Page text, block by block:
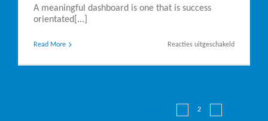
A meaningful dashboard is one that is success
orientated[...]
Read More Reacties uitgeschakeld
2